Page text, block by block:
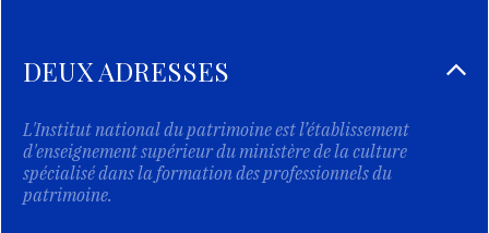
DEUX ADRESSES
L'Institut national du patrimoine est l’établissement
d'enseignement supérieur du ministère de la culture
spécialisé dans la formation des professionnels du
patrimoine.